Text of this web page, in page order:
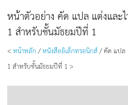
หน้าตัวอย่าง คัด แปล แต่งและ
1 สำหรับชั้นมัธยมปีที่ 1
<หน้าหลัก /หนังสืออิเล็กทรอนิกส์/ คัด แปล
1 สำหรับชั้นมัธยมปีที่ 1 >